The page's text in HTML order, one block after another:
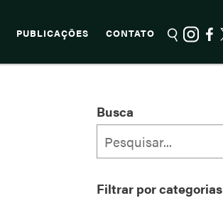
PUBLICAÇÕES CONTATO
Busca
Filtrar por categorias